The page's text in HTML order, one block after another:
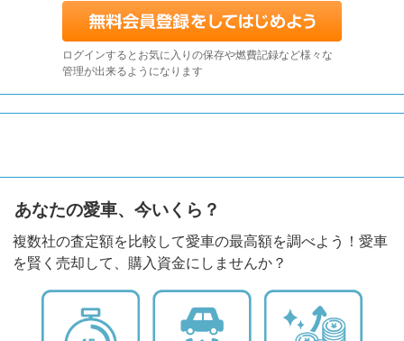
ログインするとお気に入りの保存や燃費記録など様々な
管理が出来るようになります
あなたの愛車、今いくら？
複数社の査定額を比較して愛車の最高額を調べよう！愛車
を賢く売却して、購入資金にしませんか？